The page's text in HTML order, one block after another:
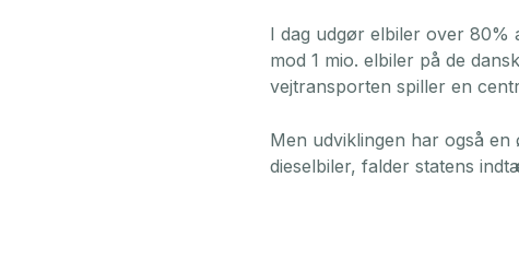
I dag udgør elbiler over 80%
mod 1 mio. elbiler på de
vejtransporten spiller en
Men udviklingen har også
dieselbiler, falder statens